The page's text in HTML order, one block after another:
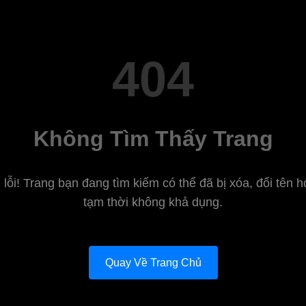
404
Không Tìm Thấy Trang
lỗi! Trang bạn đang tìm kiếm có thể đã bị xóa, đổi tên
tạm thời không khả dụng.
Quay Về Trang Chủ